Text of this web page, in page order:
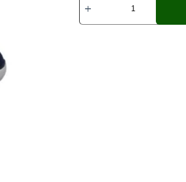
Summits
NVY